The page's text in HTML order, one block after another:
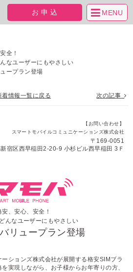
MENU
お申込
全！
なユーザーにもやさしい
ープラン登場
着情報一覧に戻る 次の記事
【お問い合わせ】
スマートモバイルコミュニケーションズ株式会社
〒169-0051
宿区西早稲田2-20-9 小杉ビル西早稲田 3Ｆ
安、安心、安全！
んなユーザーにもやさしい
リュープラン登場
ションズ株式会社が展開する格安SIMブラ
実現しながら、お子様からお年寄りの方、